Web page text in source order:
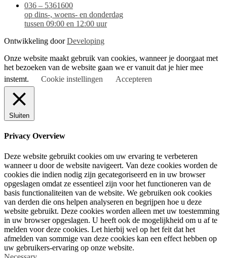
036 – 5361600
op dins-, woens- en donderdag
tussen 09:00 en 12:00 uur
Ontwikkeling doorDeveloping
Onze website maakt gebruik van cookies, wanneer je doorgaat met
het bezoeken van de website gaan we er vanuit dat je hier mee
instemt.
Cookie instellingen Accepteren
Sluiten
Privacy Overview
Deze website gebruikt cookies om uw ervaring te verbeteren
wanneer u door de website navigeert. Van deze cookies worden de
cookies die indien nodig zijn gecategoriseerd en in uw browser
opgeslagen omdat ze essentieel zijn voor het functioneren van de
basis functionaliteiten van de website. We gebruiken ook cookies
van derden die ons helpen analyseren en begrijpen hoe u deze
website gebruikt. Deze cookies worden alleen met uw toestemming
in uw browser opgeslagen. U heeft ook de mogelijkheid om u af te
melden voor deze cookies. Let hierbij wel op het feit dat het
afmelden van sommige van deze cookies kan een effect hebben op
uw gebruikers-ervaring op onze website.